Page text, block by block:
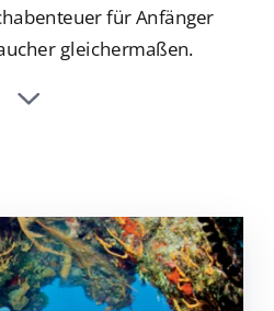
für Anfänger
gleichermaßen.